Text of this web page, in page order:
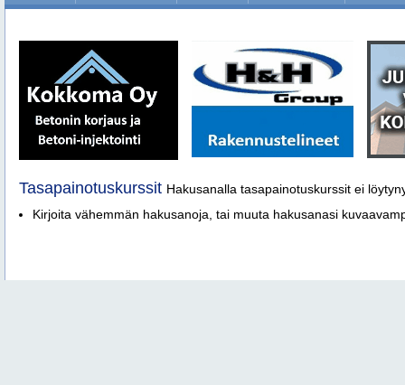
Tasapainotuskurssit Hakusanalla tasapainotuskurssit ei
Kirjoita vähemmän hakusanoja, tai muuta hakusanasi